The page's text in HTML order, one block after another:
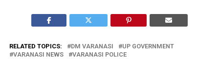
RELATED TOPICS: DM VARANASI
UP GOVERNMENT
VARANASI NEWS
VARANASI POLICE